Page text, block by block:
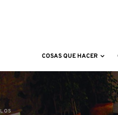
COSAS QUE HACER